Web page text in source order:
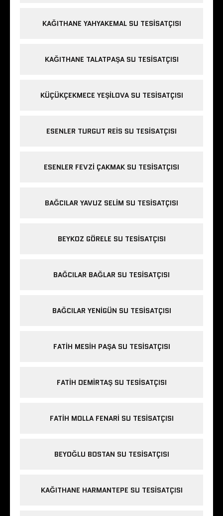
KAĞITHANE YAHYAKEMAL SU TESISATÇISI
KAĞITHANE TALATPAŞA SU TESISATÇISI
KÜÇÜKÇEKMECE YEŞILOVA SU TESISATÇISI
ESENLER TURGUT REIS SU TESISATÇISI
ESENLER FEVZI ÇAKMAK SU TESISATÇISI
BAĞCILAR YAVUZ SELIM SU TESISATÇISI
BEYKOZ GÖRELE SU TESISATÇISI
BAĞCILAR BAĞLAR SU TESISATÇISI
BAĞCILAR YENIGÜN SU TESISATÇISI
FATIH MESIH PAŞA SU TESISATÇISI
FATIH DEMIRTAŞ SU TESISATÇISI
FATIH MOLLA FENARI SU TESISATÇISI
BEYOĞLU BOSTAN SU TESISATÇISI
KAĞITHANE HARMANTEPE SU TESISATÇISI